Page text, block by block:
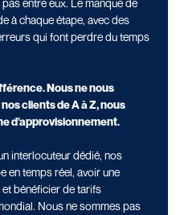
entre eux. Le manque de
à chaque étape, avec des
qui font perdre du temps
Nous ne nous
clients de A à Z, nous
d'approvisionnement.
interlocuteur dédié, nos
en temps réel, avoir une
bénéficier de tarifs
Nous ne sommes pas